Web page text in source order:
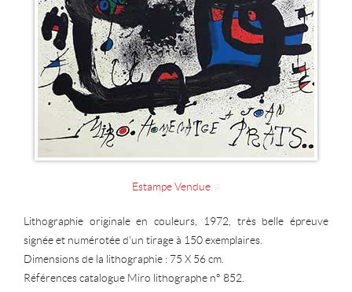
Estampe Vendue
Lithographie originale en couleurs, 1972, très belle épreuve
signée et numérotée d'un tirage à 150 exemplaires.
Dimensions de la lithographie : 75 X 56 cm.
Références catalogue Miro lithographe n° 852.